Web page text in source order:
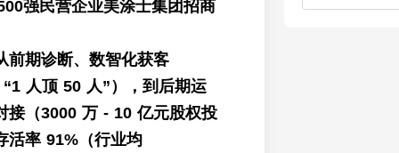
强民营企业美涂士集团招商
前期诊断、数智化获客
人顶 50 人”），到后期运
接（3000 万 - 10 亿元股权投
活率 91%（行业均